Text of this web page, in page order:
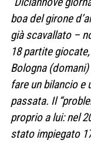
boa del girone
già scavallato –
18 partite
Bologna
fare un bilancio
passata. Il
proprio a lui: nel
stato impiegato